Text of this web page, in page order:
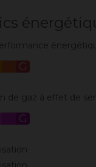
G
de gaz à effet de
G